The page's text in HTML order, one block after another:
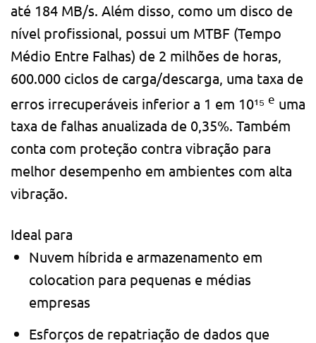
até 184 MB/s. Além disso, como um disco de
nível profissional, possui um MTBF (Tempo
Médio Entre Falhas) de 2 milhões de horas,
600.000 ciclos de carga/descarga, uma taxa de
erros irrecuperáveis ​​inferior a 1 em 10¹⁵ e uma
taxa de falhas anualizada de 0,35%. Também
conta com proteção contra vibração para
melhor desempenho em ambientes com alta
vibração.
Ideal para
Nuvem híbrida e armazenamento em
colocation para pequenas e médias
empresas
Esforços de repatriação de dados que